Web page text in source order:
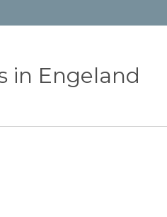
in Engeland